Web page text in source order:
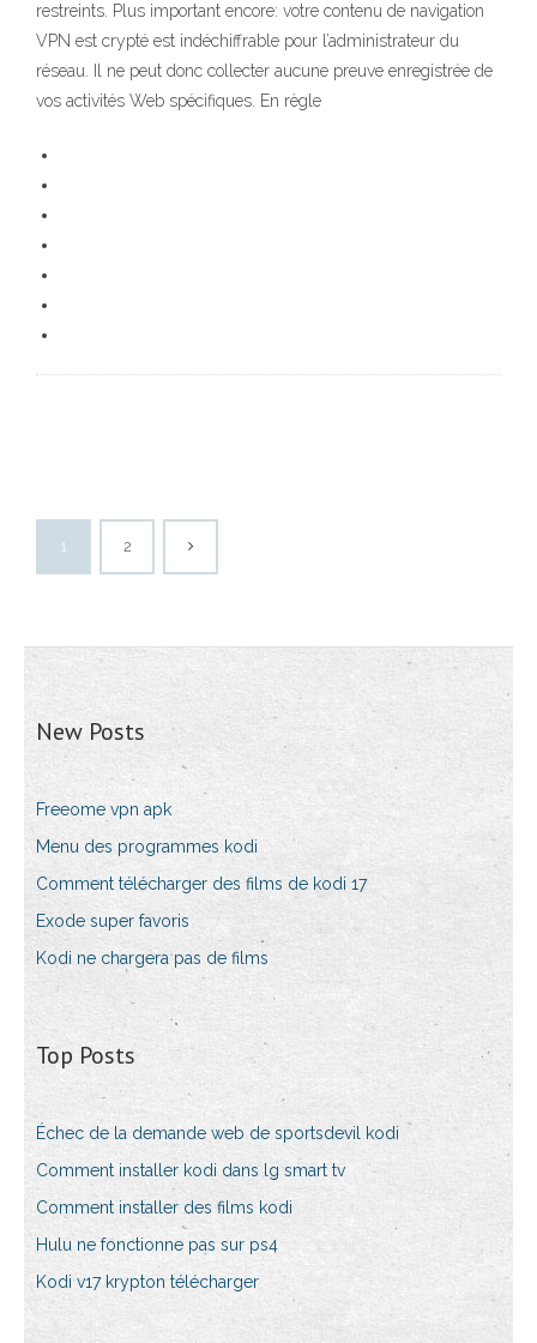
restreints. Plus important encore: votre contenu de navigation
VPN est crypté est indéchiffrable pour l’administrateur du
réseau. Il ne peut donc collecter aucune preuve enregistrée de
vos activités Web spécifiques. En règle
1 2
New Posts
Freeome vpn apk
Menu des programmes kodi
Comment télécharger des films de kodi 17
Exode super favoris
Kodi ne chargera pas de films
Top Posts
Échec de la demande web de sportsdevil kodi
Comment installer kodi dans lg smart tv
Comment installer des films kodi
Hulu ne fonctionne pas sur ps4
Kodi v17 krypton télécharger